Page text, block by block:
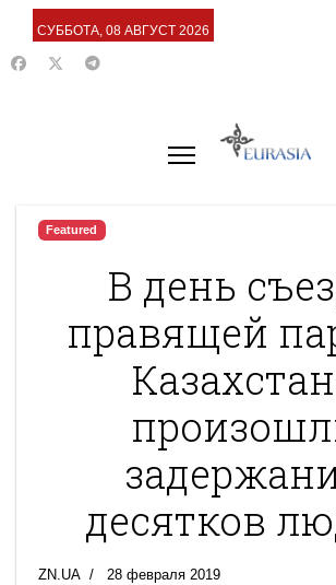
СУББОТА, 08 АВГУСТ 2026
Featured
В день
правящей
десятков
ZN.UA 28 февраля 2019